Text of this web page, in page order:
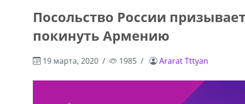
Посольство России
покинуть Армению
19 марта, 2020 1985 Ararat Tttyan